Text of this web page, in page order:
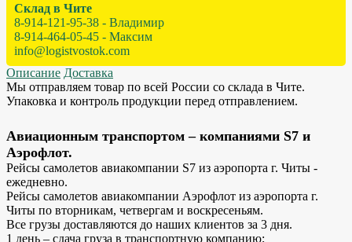
Склад в Чите
8-914-121-95-38 - Владимир
8-914-464-05-45 - Максим
info@logistvostok.com
Описание Доставка
Мы отправляем товар по всей России со склада в Чите.
Упаковка и контроль продукции перед отправлением.
Авиационным транспортом – компаниями S7 и
Аэрофлот.
Рейсы самолетов авиакомпании S7 из аэропорта г. Читы -
ежедневно.
Рейсы самолетов авиакомпании Аэрофлот из аэропорта г.
Читы по вторникам, четвергам и воскресеньям.
Все грузы доставляются до наших клиентов за 3 дня.
1 день – сдача груза в транспортную компанию;